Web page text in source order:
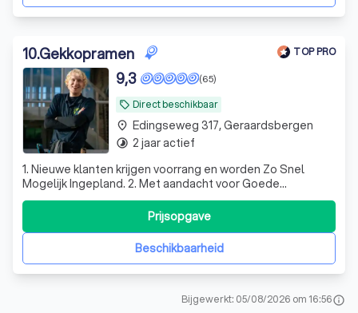
10.Gekkopramen TOP PRO
local_offer Direct beschikbaar
(65)
9,3
1. Nieuwe klanten krijgen voorrang en worden Zo Snel
Mogelijk Ingepland. 2. Met aandacht voor Goede
Communicatie. 3. 100% Tevredenheidsgarantie. 4. Gebruik
van Regenafwerende Coating.
Beschikbaarheid
Prijsopgave
place Edingseweg 317, Geraardsbergen
timelapse 2 jaar actief
Bijgewerkt: 05/08/2026 om 16:56info